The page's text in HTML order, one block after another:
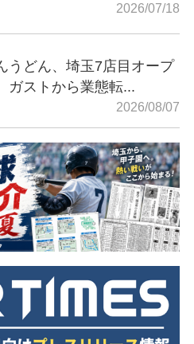
2026/07/18
うどん、埼玉7店目オープ
ストから業態転...
2026/08/07